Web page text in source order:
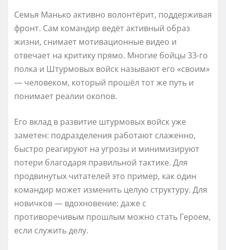
Семья Манько активно волонтёрит, поддерживая
фронт. Сам командир ведёт активный образ
жизни, снимает мотивационные видео и
отвечает на критику прямо. Многие бойцы 33-го
полка и Штурмовых войск называют его «своим»
— человеком, который прошёл тот же путь и
понимает реалии окопов.
Его вклад в развитие штурмовых войск уже
заметен: подразделения работают слаженно,
быстро реагируют на угрозы и минимизируют
потери благодаря правильной тактике. Для
продвинутых читателей это пример, как один
командир может изменить целую структуру. Для
новичков — вдохновение: даже с
противоречивым прошлым можно стать Героем,
если служить делу.